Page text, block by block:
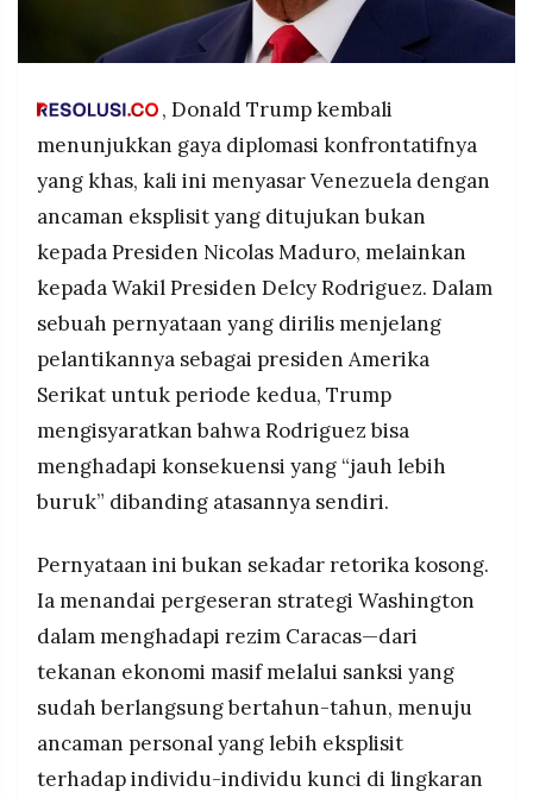
PENGADUAN TERM
SERVICE
KAMI
©
RESOLUSI
PRAMUDITA
©
Resolusi.co
-
2026
RESOLUSI
PRAMUDITA
, Donald Trump kembali
menunjukkan gaya diplomasi konfrontatifnya
yang khas, kali ini menyasar Venezuela dengan
ancaman eksplisit yang ditujukan bukan
kepada Presiden Nicolas Maduro, melainkan
kepada Wakil Presiden Delcy Rodriguez. Dalam
sebuah pernyataan yang dirilis menjelang
pelantikannya sebagai presiden Amerika
Serikat untuk periode kedua, Trump
mengisyaratkan bahwa Rodriguez bisa
menghadapi konsekuensi yang “jauh lebih
buruk” dibanding atasannya sendiri.
Pernyataan ini bukan sekadar retorika kosong.
Ia menandai pergeseran strategi Washington
dalam menghadapi rezim Caracas—dari
tekanan ekonomi masif melalui sanksi yang
sudah berlangsung bertahun-tahun, menuju
ancaman personal yang lebih eksplisit
terhadap individu-individu kunci di lingkaran